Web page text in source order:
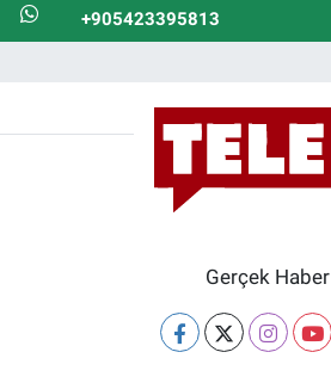
+905423395813
Gerçek Haber